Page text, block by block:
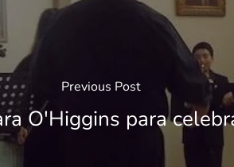
Previous Post
O'Higgins para